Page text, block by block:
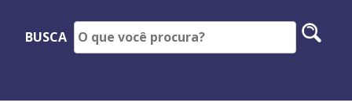
BUSCA